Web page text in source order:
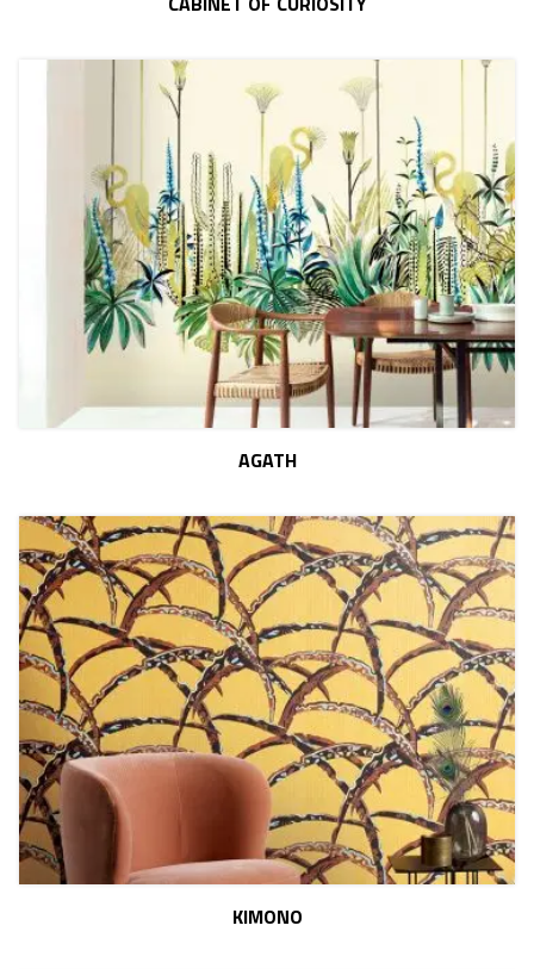
AGATH
KIMONO